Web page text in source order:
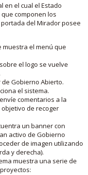
en el cual el Estado
componen los
del Mirador posee
muestra el menú que
el logo se vuelve
Gobierno Abierto.
el sistema.
comentarios a la
de recoger
un banner con
activo de Gobierno
de imagen utilizando
y derecha).
muestra una serie de